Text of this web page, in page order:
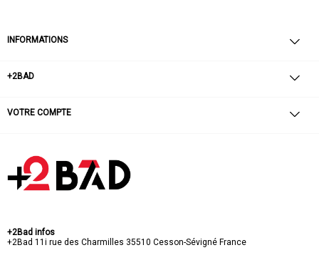
INFORMATIONS
+2BAD
VOTRE COMPTE
+2Bad infos
+2Bad 11i rue des Charmilles 35510 Cesson-Sévigné France